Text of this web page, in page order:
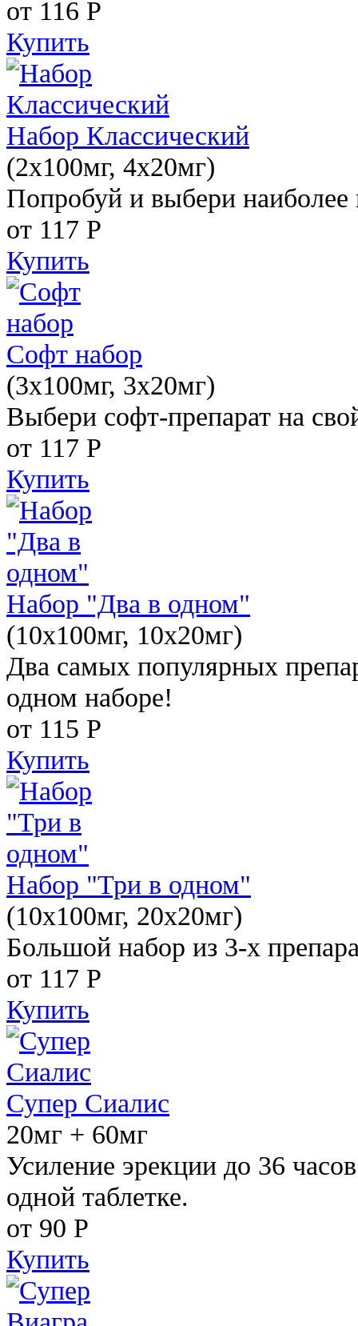
от 116 Р
Купить
Набор Классический
(2x100мг, 4x20мг)
Попробуй и выбери наиболее
от 117 Р
Купить
Софт набор
(3x100мг, 3x20мг)
Выбери софт-препарат на
от 117 Р
Купить
Набор "Два в одном"
(10x100мг, 10x20мг)
Два самых популярных
одном наборе!
от 115 Р
Купить
Набор "Три в одном"
(10x100мг, 20x20мг)
Большой набор из 3-х
от 117 Р
Купить
Супер Сиалис
20мг + 60мг
Усиление эрекции до 36
одной таблетке.
от 90 Р
Купить